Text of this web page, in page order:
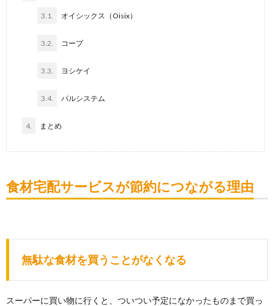
3.1. オイシックス（Oisix）
3.2. コープ
3.3. ヨシケイ
3.4. パルシステム
4. まとめ
食材宅配サービスが節約につながる理由
無駄な食材を買うことがなくなる
スーパーに買い物に行くと、ついつい予定になかったものまで買っ